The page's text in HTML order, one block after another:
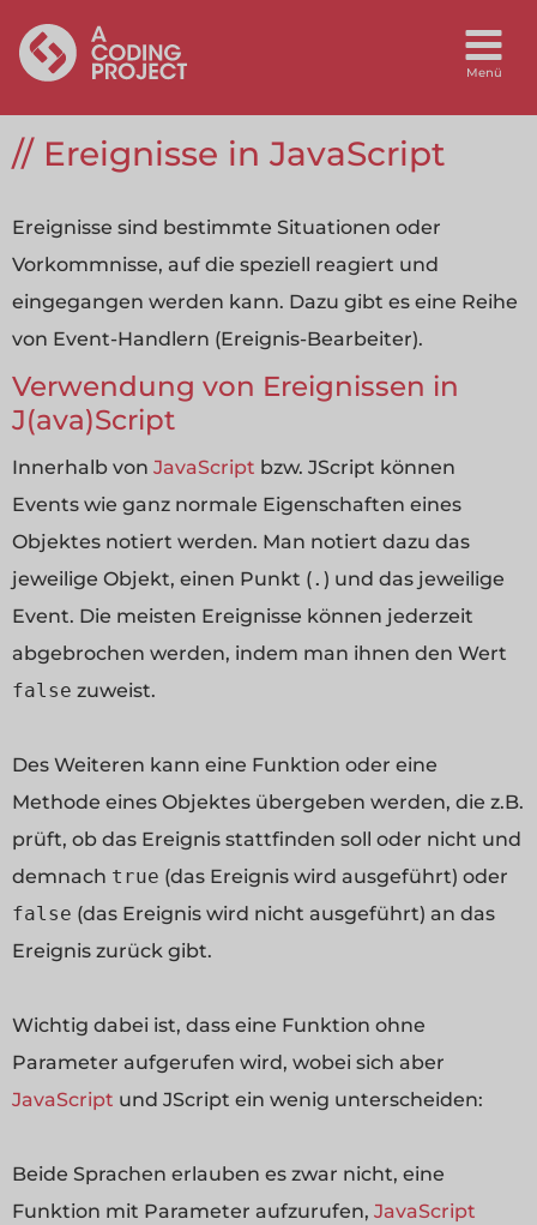
Ereignisse in JavaScript
Ereignisse sind bestimmte Situationen oder
Vorkommnisse, auf die speziell reagiert und
eingegangen werden kann. Dazu gibt es eine Reihe
von Event-Handlern (Ereignis-Bearbeiter).
Verwendung von Ereignissen in
J(ava)Script
Innerhalb von JavaScript bzw. JScript können
Events wie ganz normale Eigenschaften eines
Objektes notiert werden. Man notiert dazu das
jeweilige Objekt, einen Punkt (. ) und das jeweilige
Event. Die meisten Ereignisse können jederzeit
abgebrochen werden, indem man ihnen den Wert
false zuweist.
Des Weiteren kann eine Funktion oder eine
Methode eines Objektes übergeben werden, die z.B.
prüft, ob das Ereignis stattfinden soll oder nicht und
demnach true (das Ereignis wird ausgeführt) oder
false (das Ereignis wird nicht ausgeführt) an das
Ereignis zurück gibt.
Wichtig dabei ist, dass eine Funktion ohne
Parameter aufgerufen wird, wobei sich aber
JavaScript und JScript ein wenig unterscheiden:
Beide Sprachen erlauben es zwar nicht, eine
Funktion mit Parameter aufzurufen, JavaScript